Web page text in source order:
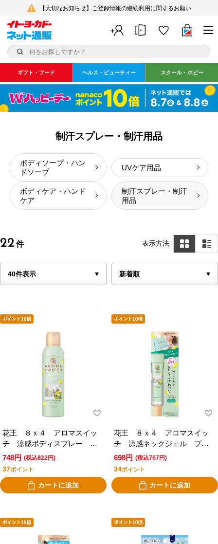
【大切なお知らせ】ご登録情報の継続利用に関するお願い
ギフト・フード ヘルス・ビューティー スクール・ホビー
制汗スプレー・制汗用品
ボディソープ・ハン
ドソープ
UVケア用品
ボディケア・ハンド
ケア
制汗スプレー・制汗
用品
22 件 表示方法
花王 ８ｘ４ アロマスイッ
チ 涼感ボディスプレー プ
ロヴァンステラスの香り
748円 (税込822円)
37ポイント
カートに追加
花王 ８ｘ４ アロマスイッ
チ 涼感ネックジェル プロ
ヴァンステラスの香り
698円 (税込767円)
34ポイント
カートに追加